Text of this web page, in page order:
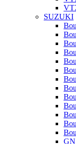
SUZUKI